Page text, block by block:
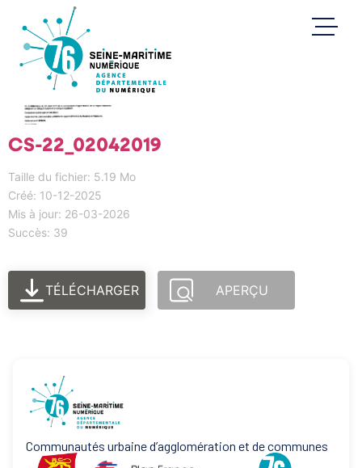
CS-22_02042019
Taille du fichier: 5.19 Mo
Créé: 10-12-2025
Mis à jour: 26-03-2026
Succès: 39
TÉLÉCHARGER APERÇU
Communautés urbaine d’agglomération et de communes